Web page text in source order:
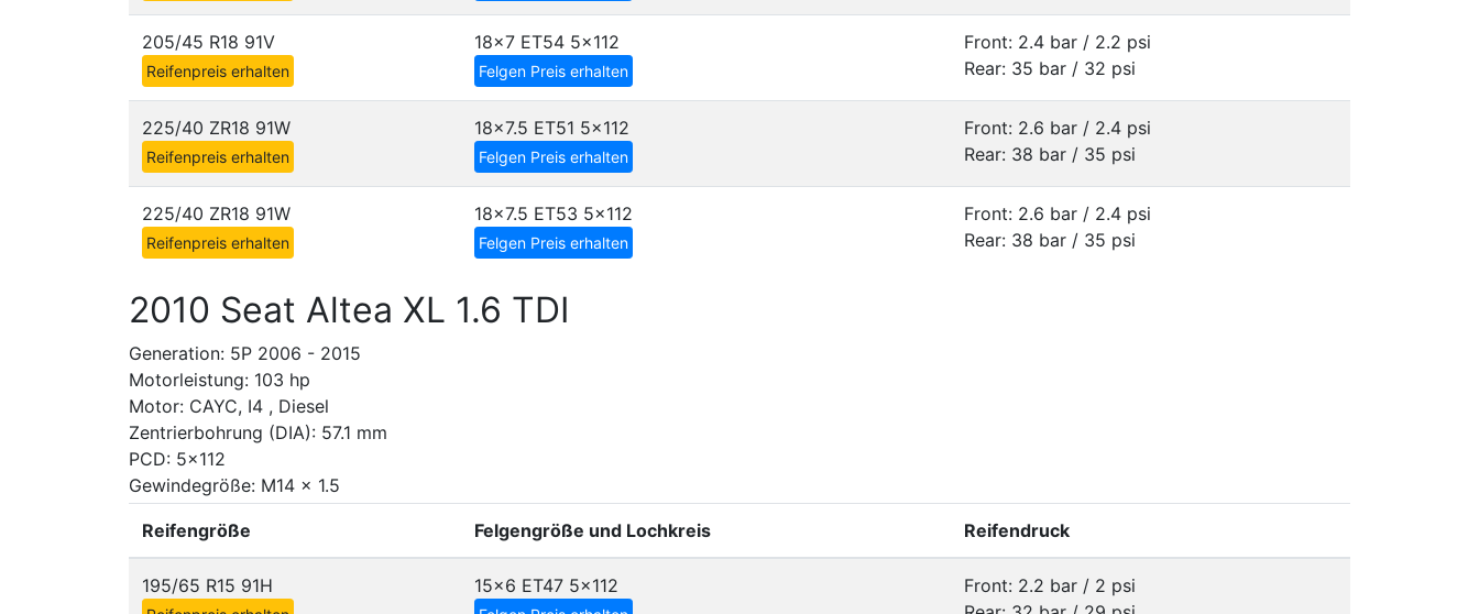
205/45 R18 91V
Reifenpreis erhalten
18x7 ET54 5x112
Felgen Preis erhalten
Front: 2.4 bar / 2.2 psi
Rear: 35 bar / 32 psi
225/40 ZR18 91W
Reifenpreis erhalten
18x7.5 ET51 5x112
Felgen Preis erhalten
Front: 2.6 bar / 2.4 psi
Rear: 38 bar / 35 psi
225/40 ZR18 91W
Reifenpreis erhalten
18x7.5 ET53 5x112
Felgen Preis erhalten
Front: 2.6 bar / 2.4 psi
Rear: 38 bar / 35 psi
2010 Seat Altea XL 1.6 TDI
Generation: 5P 2006 - 2015
Motorleistung: 103 hp
Motor: CAYC, I4 , Diesel
Zentrierbohrung (DIA): 57.1 mm
PCD: 5x112
Gewindegröße: M14 x 1.5
Reifengröße Felgengröße und Lochkreis Reifendruck
195/65 R15 91H 15x6 ET47 5x112
Front: 2.2 bar / 2 psi